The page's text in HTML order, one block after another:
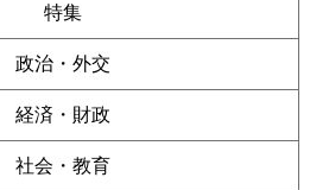
特集
政治・外交
経済・財政
社会・教育